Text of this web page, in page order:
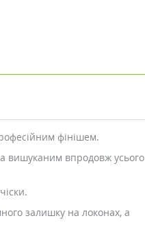
фінішем.
вишуканим впродовж усього
залишку на локонах, а